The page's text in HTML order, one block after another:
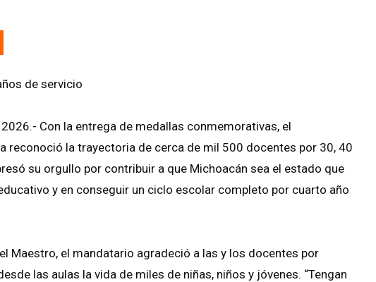
de servicio
Con la entrega de medallas conmemorativas, el
reconoció la trayectoria de cerca de mil 500 docentes por 30, 40
su orgullo por contribuir a que Michoacán sea el estado que
y en conseguir un ciclo escolar completo por cuarto año
Maestro, el mandatario agradeció a las y los docentes por
las aulas la vida de miles de niñas, niños y jóvenes. “Tengan